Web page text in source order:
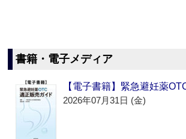
書籍・電子メディア
【電子書籍】緊急避妊薬
2026年07月31日 (金)